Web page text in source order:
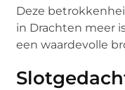
Deze
in Drachten meer
een waardevolle